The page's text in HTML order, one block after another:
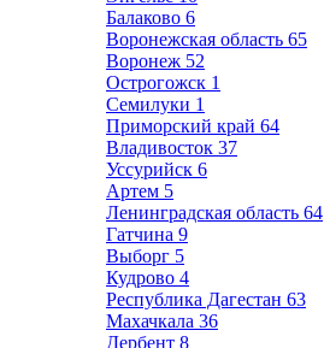
Балаково 6
Воронежская область 65
Воронеж 52
Острогожск 1
Семилуки 1
Приморский край 64
Владивосток 37
Уссурийск 6
Артем 5
Ленинградская область 64
Гатчина 9
Выборг 5
Кудрово 4
Республика Дагестан 63
Махачкала 36
Дербент 8